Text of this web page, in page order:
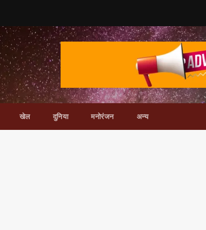
खेल दुनिया मनोरंजन अन्य